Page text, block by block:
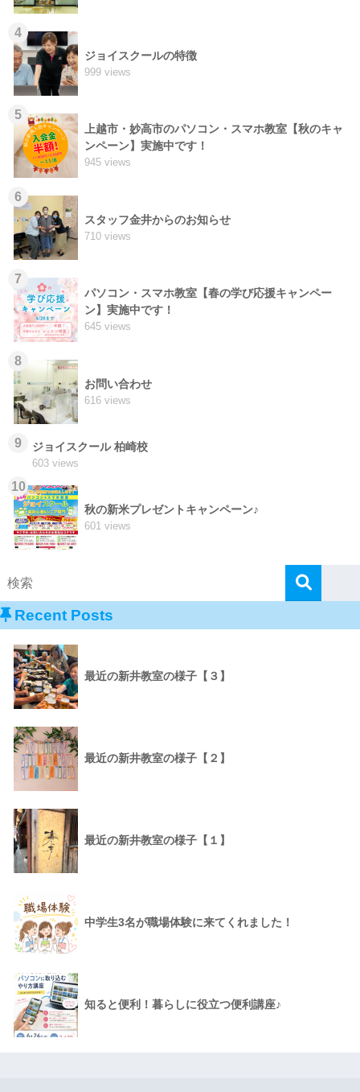
4
ジョイスクールの特徴
999 views
5
上越市・妙高市のパソコン・スマホ教室【秋のキャ
ンペーン】実施中です！
945 views
6
スタッフ金井からのお知らせ
710 views
7
パソコン・スマホ教室【春の学び応援キャンペー
ン】実施中です！
645 views
8
お問い合わせ
616 views
9 ジョイスクール 柏崎校
603 views
10
秋の新米プレゼントキャンペーン♪
601 views
Recent Posts
最近の新井教室の様子【３】
最近の新井教室の様子【２】
最近の新井教室の様子【１】
中学生3名が職場体験に来てくれました！
知ると便利！暮らしに役立つ便利講座♪